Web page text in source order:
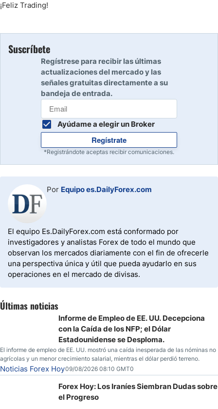
¡Feliz Trading!
Suscríbete
Regístrese para recibir las últimas
actualizaciones del mercado y las
señales gratuitas directamente a su
bandeja de entrada.
Ayúdame a elegir un Broker
Regístrate
*Registrándote aceptas recibir comunicaciones.
Por Equipo es.DailyForex.com
El equipo Es.DailyForex.com está conformado por
investigadores y analistas Forex de todo el mundo que
observan los mercados diariamente con el fin de ofrecerle
una perspectiva única y útil que pueda ayudarlo en sus
operaciones en el mercado de divisas.
Últimas noticias
Informe de Empleo de EE. UU. Decepciona
con la Caída de los NFP; el Dólar
Estadounidense se Desploma.
El informe de empleo de EE. UU. mostró una caída inesperada de las nóminas no
agrícolas y un menor crecimiento salarial, mientras el dólar perdió terreno.
Noticias Forex Hoy09/08/2026 08:10 GMT0
Forex Hoy: Los Iraníes Siembran Dudas sobre
el Progreso